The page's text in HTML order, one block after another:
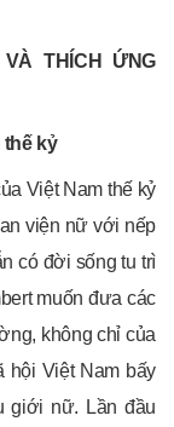
VÀ THÍCH ỨNG
thế kỷ
Việt Nam thế kỷ
viện nữ với nếp
có đời sống tu trì
muốn đưa các
không chỉ của
hội Việt Nam bấy
giới nữ. Lần đầu